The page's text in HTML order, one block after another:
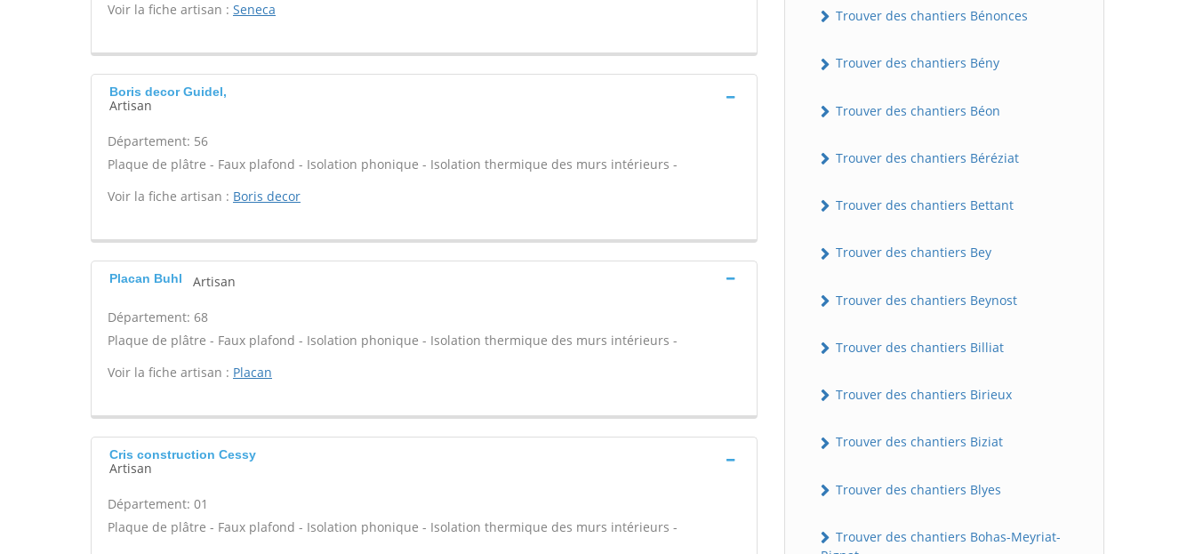
Voir la fiche artisan : Seneca
Boris decor Guidel,
Artisan
Département: 56
Plaque de plâtre - Faux plafond - Isolation phonique - Isolation thermique des murs intérieurs -
Voir la fiche artisan : Boris decor
Placan Buhl Artisan
Département: 68
Plaque de plâtre - Faux plafond - Isolation phonique - Isolation thermique des murs intérieurs -
Voir la fiche artisan : Placan
Cris construction Cessy
Artisan
Département: 01
Plaque de plâtre - Faux plafond - Isolation phonique - Isolation thermique des murs intérieurs -
Trouver des chantiers Bénonces
Trouver des chantiers Bény
Trouver des chantiers Béon
Trouver des chantiers Béréziat
Trouver des chantiers Bettant
Trouver des chantiers Bey
Trouver des chantiers Beynost
Trouver des chantiers Billiat
Trouver des chantiers Birieux
Trouver des chantiers Biziat
Trouver des chantiers Blyes
Trouver des chantiers Bohas-Meyriat-